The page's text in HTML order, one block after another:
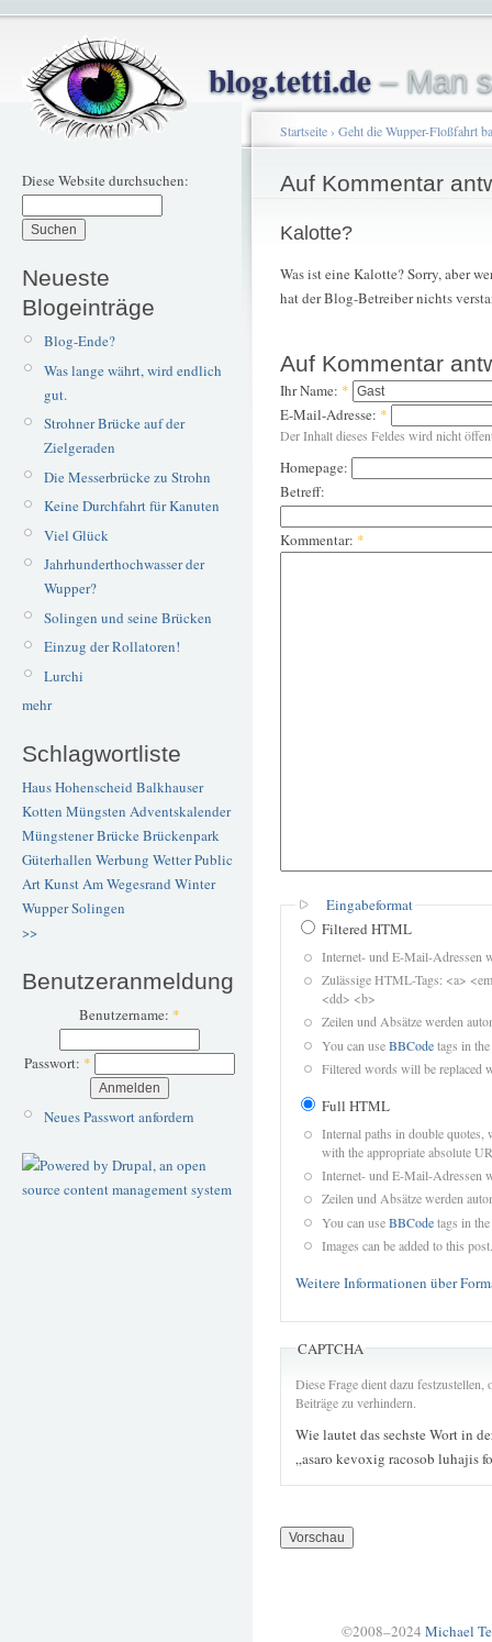
blog.tetti.de– Man
Diese Website durchsuchen:
Neueste
Blogeinträge
Blog-Ende?
Was lange währt, wird endlich
gut.
Strohner Brücke auf der
Zielgeraden
Die Messerbrücke zu Strohn
Keine Durchfahrt für Kanuten
Viel Glück
Jahrhunderthochwasser der
Wupper?
Solingen und seine Brücken
Einzug der Rollatoren!
Lurchi
mehr
Schlagwortliste
Haus Hohenscheid Balkhauser
Kotten Müngsten Adventskalender
Müngstener BrückeBrückenpark
Güterhallen Werbung WetterPublic
ArtKunstAm Wegesrand Winter
WupperSolingen
>>
Benutzeranmeldung
Benutzername: *
Passwort: *
Neues Passwort anfordern
Startseite› Geht die Wupper-Floßfahrt
Auf Kommentar
Kalotte?
Was ist eine Kalotte? Sorry, aber
hat der Blog-Betreiber nichts
Auf Kommentar
Ihr Name: *
E-Mail-Adresse: *
Der Inhalt dieses Feldes wird nicht
Homepage:
Betreff:
Kommentar: *
Eingabeformat
Filtered HTML
Internet- und E-Mail-Adressen
Zulässige HTML-Tags: <a>
<dd> <b>
Zeilen und Absätze werden
You can useBBCodetags in
Filtered words will be replaced
Full HTML
Internal paths in double quotes,
with the appropriate absolute
Internet- und E-Mail-Adressen
Zeilen und Absätze werden
You can useBBCodetags in
Images can be added to this post.
Weitere Informationen über
CAPTCHA
Diese Frage dient dazu
Beiträge zu verhindern.
Wie lautet das sechste Wort in
„asaro kevoxig racosob luhajis
©2008–2024 Michael